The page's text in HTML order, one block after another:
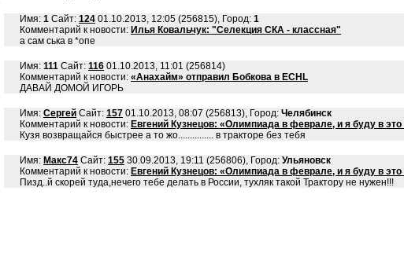
Имя: 1 Сайт: 124 01.10.2013, 12:05 (256815), Город: 1
Комментарий к новости: Илья Ковальчук: "Селекция СКА - классная"
а сам ська в *опе
Имя: 111 Сайт: 116 01.10.2013, 11:01 (256814)
Комментарий к новости: «Анахайм» отправил Бобкова в ECHL
ДАВАЙ ДОМОЙ ИГОРЬ
Имя: Сергей Сайт: 157 01.10.2013, 08:07 (256813), Город: Челябинск
Комментарий к новости: Евгений Кузнецов: «Олимпиада в феврале, и я буду в
Кузя возвращайся быстрее а то жо............... в тракторе без тебя
Имя: Макс74 Сайт: 155 30.09.2013, 19:11 (256806), Город: Ульяновск
Комментарий к новости: Евгений Кузнецов: «Олимпиада в феврале, и я буду в
Пизд..й скорей туда,нечего тебе делать в России, тухляк такой Трактору не нужен!!!